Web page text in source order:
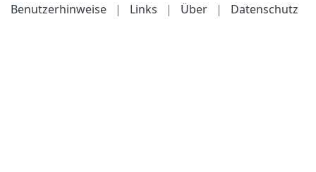
Benutzerhinweise
| Links | Über | Datenschutz